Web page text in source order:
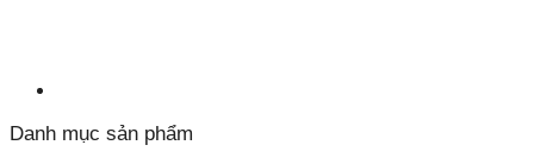
Danh mục sản phẩm